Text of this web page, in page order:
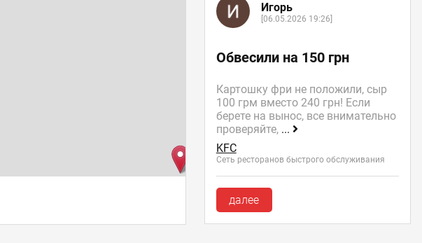
Игорь
[06.05.2026 19:26]
Обвесили на 150 грн
Картошку фри не положили, сыр
100 грм вместо 240 грн! Если
берете на вынос, все внимательно
проверяйте, ...
KFC
Сеть ресторанов быстрого обслуживания
далее